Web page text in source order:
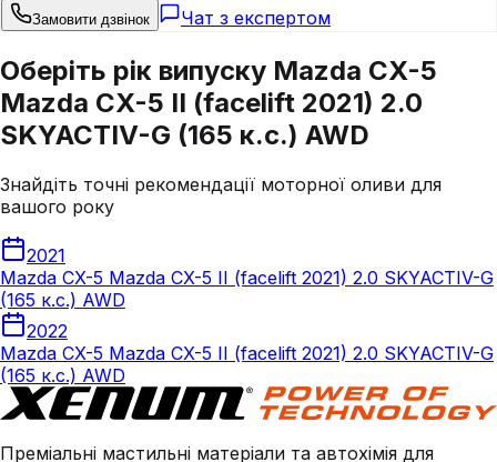
Замовити дзвінок Чат з експертом
Оберіть рік випуску Mazda CX-5
Mazda CX-5 II (facelift 2021) 2.0
SKYACTIV-G (165 к.с.) AWD
Знайдіть точні рекомендації моторної оливи для
вашого року
2021
Mazda CX-5 Mazda CX-5 II (facelift 2021) 2.0 SKYACTIV-G
(165 к.с.) AWD
2022
Mazda CX-5 Mazda CX-5 II (facelift 2021) 2.0 SKYACTIV-G
(165 к.с.) AWD
Преміальні мастильні матеріали та автохімія для